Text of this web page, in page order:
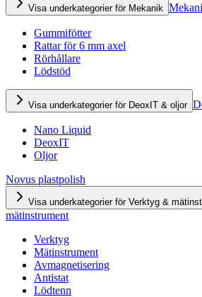
Visa underkategorier för Mekanik
Gummifötter
Rattar för 6 mm axel
Rörhållare
Lödstöd
Visa underkategorier för DeoxIT & oljor
Nano Liquid
DeoxIT
Oljor
Novus plastpolish
Visa underkategorier för Verktyg &
mätinstrument
Verktyg
Mätinstrument
Avmagnetisering
Antistat
Lödtenn